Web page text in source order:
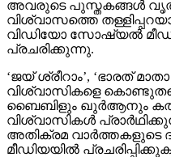
അവരുടെ പുസ്തകങ്ങള്‍
വിശ്വാസത്തെ
വിഡിയോ സോഷ്യല്‍
പ്രചരിക്കുന്നു.
‘ജയ് ശ്രീറാം’, ‘ഭാരത്
വിശ്വാസികളെ
ബൈബിളും ഖുര്‍ആനും
വിശ്വാസികള്‍
അതിക്രമ
മീഡിയയില്‍